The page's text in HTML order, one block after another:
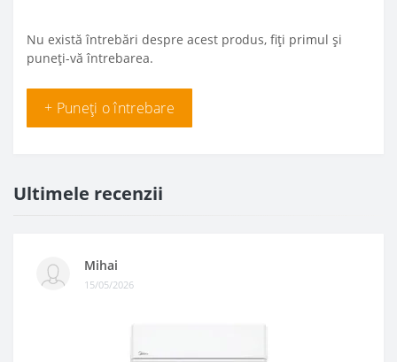
Nu există întrebări despre acest produs, fiți primul și
puneți-vă întrebarea.
+ Puneți o întrebare
Ultimele recenzii
Mihai
15/05/2026